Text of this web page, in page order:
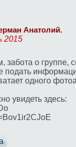
Анатолий.
2015
о группе,
одного
увидеть здесь: